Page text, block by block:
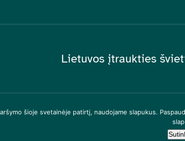
Lietuvos įtraukties
© 2026| Lietuvos įtraukties švietime
šioje svetainėje patirtį, naudojame slapukus.